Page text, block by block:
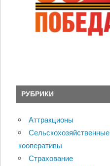
РУБРИКИ
Аттракционы
Сельскохозяйственные
кооперативы
Страхование